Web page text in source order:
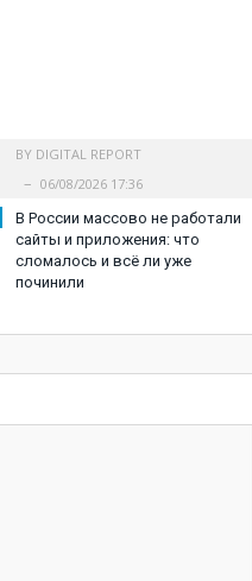
BY DIGITAL REPORT
06/08/2026 17:36
В России массово не работали
сайты и приложения: что
сломалось и всё ли уже
починили